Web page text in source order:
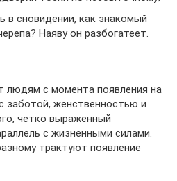
в сновидении, как знакомый
Наяву он разбогатеет.
людям с момента появления на
заботой, женственностью и
четко выраженный
с жизненными силами.
трактуют появление